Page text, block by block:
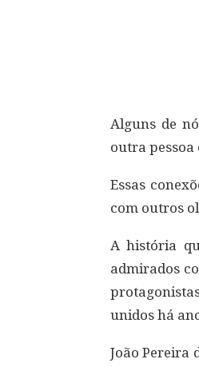
Alguns de
outra pessoa
Essas
com outros
A história
admirados
unidos há
João Pereira